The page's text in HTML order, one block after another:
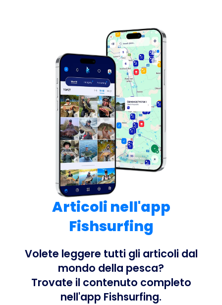
Articoli nell'app
Fishsurfing
Volete leggere tutti gli articoli dal
mondo della pesca?
Trovate il contenuto completo
nell'app Fishsurfing.